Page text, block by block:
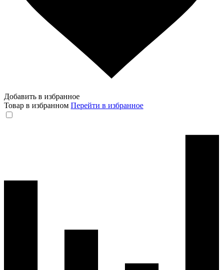
Добавить в избранное
Товар в избранном Перейти в избранное